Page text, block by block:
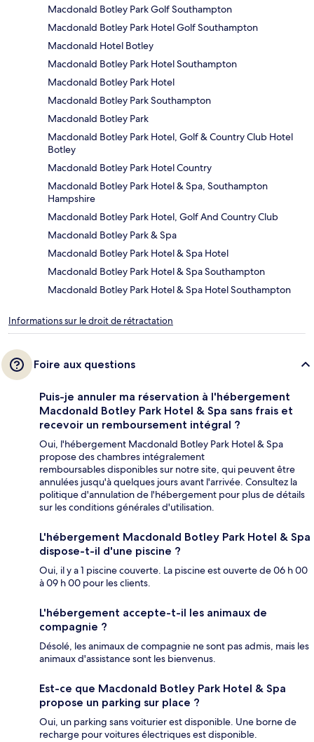
Macdonald Botley Park Golf Southampton
Macdonald Botley Park Hotel Golf Southampton
Macdonald Hotel Botley
Macdonald Botley Park Hotel Southampton
Macdonald Botley Park Hotel
Macdonald Botley Park Southampton
Macdonald Botley Park
Macdonald Botley Park Hotel, Golf & Country Club Hotel
Botley
Macdonald Botley Park Hotel Country
Macdonald Botley Park Hotel & Spa, Southampton
Hampshire
Macdonald Botley Park Hotel, Golf And Country Club
Macdonald Botley Park & Spa
Macdonald Botley Park Hotel & Spa Hotel
Macdonald Botley Park Hotel & Spa Southampton
Macdonald Botley Park Hotel & Spa Hotel Southampton
Informations sur le droit de rétractation
Foire aux questions
Puis-je annuler ma réservation à l'hébergement
Macdonald Botley Park Hotel & Spa sans frais et
recevoir un remboursement intégral ?
Oui, l'hébergement Macdonald Botley Park Hotel & Spa
propose des chambres intégralement
remboursables disponibles sur notre site, qui peuvent être
annulées jusqu'à quelques jours avant l'arrivée. Consultez la
politique d'annulation de l'hébergement pour plus de détails
sur les conditions générales d'utilisation.
L'hébergement Macdonald Botley Park Hotel & Spa
dispose-t-il d'une piscine ?
Oui, il y a 1 piscine couverte. La piscine est ouverte de 06 h 00
à 09 h 00 pour les clients.
L'hébergement accepte-t-il les animaux de
compagnie ?
Désolé, les animaux de compagnie ne sont pas admis, mais les
animaux d'assistance sont les bienvenus.
Est-ce que Macdonald Botley Park Hotel & Spa
propose un parking sur place ?
Oui, un parking sans voiturier est disponible. Une borne de
recharge pour voitures électriques est disponible.